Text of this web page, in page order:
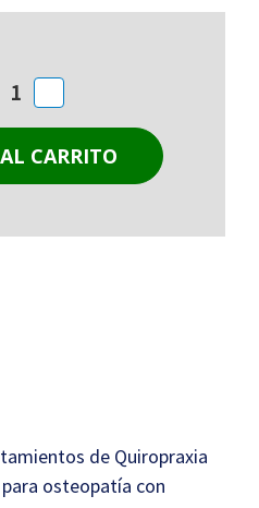
la
cantidad
de
Camilla
Osteopatía
de Quiropraxia
osteopatía con